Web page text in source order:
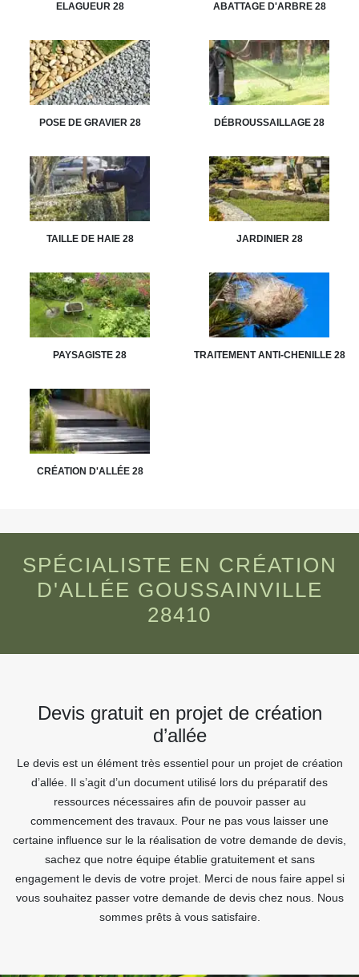
ELAGUEUR 28 ABATTAGE D'ARBRE 28
POSE DE GRAVIER 28 DÉBROUSSAILLAGE 28
TAILLE DE HAIE 28 JARDINIER 28
PAYSAGISTE 28 TRAITEMENT ANTI-CHENILLE 28
CRÉATION D'ALLÉE 28
SPÉCIALISTE EN CRÉATION
D'ALLÉE GOUSSAINVILLE
28410
Devis gratuit en projet de création
d’allée
Le devis est un élément très essentiel pour un projet de création
d’allée. Il s’agit d’un document utilisé lors du préparatif des
ressources nécessaires afin de pouvoir passer au
commencement des travaux. Pour ne pas vous laisser une
certaine influence sur le la réalisation de votre demande de devis,
sachez que notre équipe établie gratuitement et sans
engagement le devis de votre projet. Merci de nous faire appel si
vous souhaitez passer votre demande de devis chez nous. Nous
sommes prêts à vous satisfaire.